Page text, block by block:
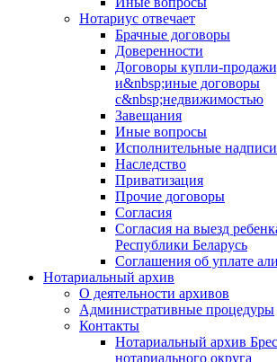
Нотариус отвечает
Брачные договоры
Доверенности
Договоры купли-
и&nbsp;иные договоры
с&nbsp;недвижимостью
Завещания
Иные вопросы
Исполнительные надписи
Наследство
Приватизация
Прочие договоры
Согласия
Согласия на выезд
Республики Беларусь
Соглашения об уплате
Нотариальный архив
О деятельности архивов
Административные процедуры
Контакты
Нотариальный архив
нотариального округа